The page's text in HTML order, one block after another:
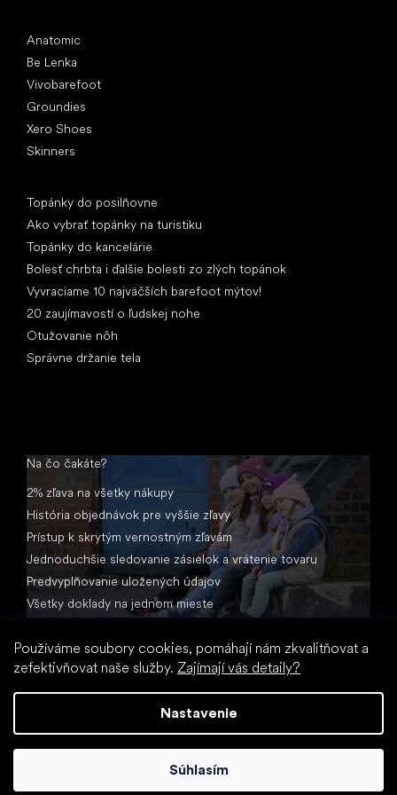
Používáme soubory cookies, pomáhají nám zkvalitňovat a
zefektivňovat naše služby. Zajímají vás detaily?
Nastavenie
Súhlasím
Anatomic
Be Lenka
Vivobarefoot
Groundies
Xero Shoes
Skinners
Topánky do posilňovne
Ako vybrať topánky na turistiku
Topánky do kancelárie
Bolesť chrbta i ďalšie bolesti zo zlých topánok
Vyvraciame 10 najväčších barefoot mýtov!
20 zaujímavostí o ľudskej nohe
Otužovanie nôh
Správne držanie tela
Na čo čakáte?
2% zľava na všetky nákupy
História objednávok pre vyššie zľavy
Prístup k skrytým vernostným zľavám
Jednoduchšie sledovanie zásielok a vrátenie tovaru
Predvyplňovanie uložených údajov
Všetky doklady na jednom mieste
Vytvoril Shoptet
Little Shoes.sk. Všetky práva vyhradené.